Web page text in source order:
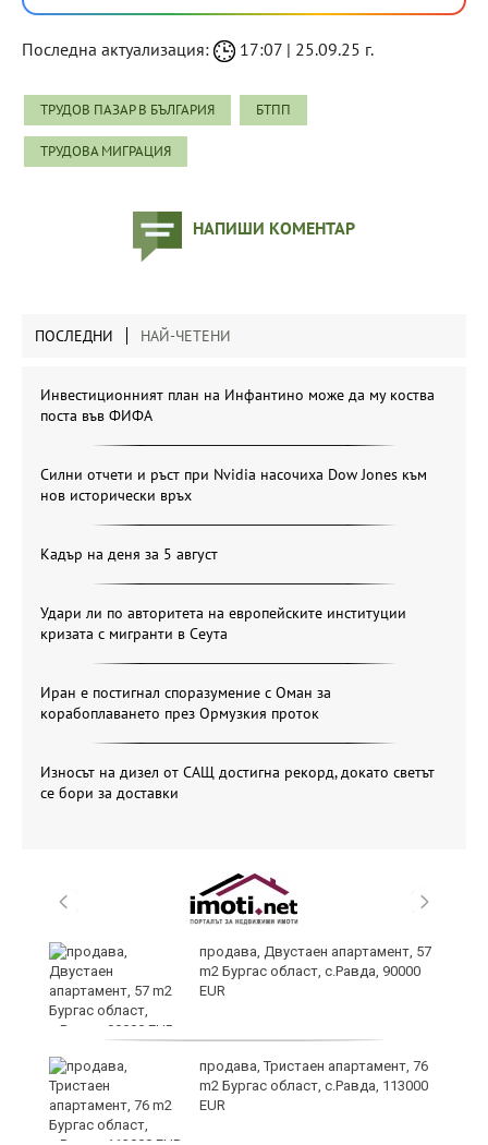
Последна актуализация: 17:07 | 25.09.25 г.
ТРУДОВ ПАЗАР В БЪЛГАРИЯ БТПП
ТРУДОВА МИГРАЦИЯ
НАПИШИ КОМЕНТАР
ПОСЛЕДНИ НАЙ-ЧЕТЕНИ
Инвестиционният план на Инфантино може да му коства
поста във ФИФА
Силни отчети и ръст при Nvidia насочиха Dow Jones към
нов исторически връх
Кадър на деня за 5 август
Удари ли по авторитета на европейските институции
кризата с мигранти в Сеута
Иран е постигнал споразумение с Оман за
корабоплаването през Ормузкия проток
Износът на дизел от САЩ достигна рекорд, докато светът
се бори за доставки
продава, Двустаен апартамент, 57
m2 Бургас област, с.Равда, 90000
EUR
продава, Тристаен апартамент, 76
m2 Бургас област, с.Равда, 113000
EUR